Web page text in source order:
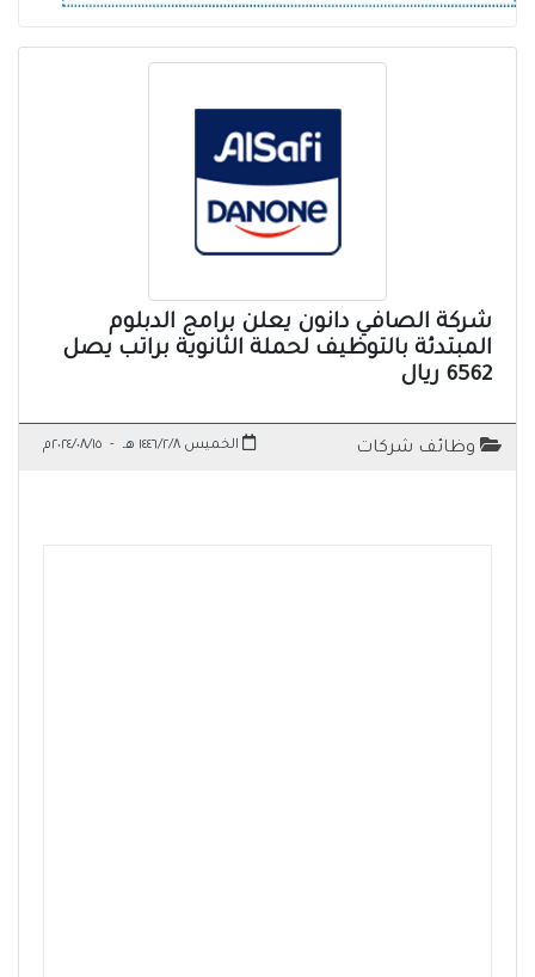
شركة الصافي دانون يعلن برامج الدبلوم
المبتدئة بالتوظيف لحملة الثانوية براتب يصل
6562 ريال
وظائف شركات الخميس ١٤٤٦/٢/٨ هـ - ٢٠٢٤/٠٨/١٥م